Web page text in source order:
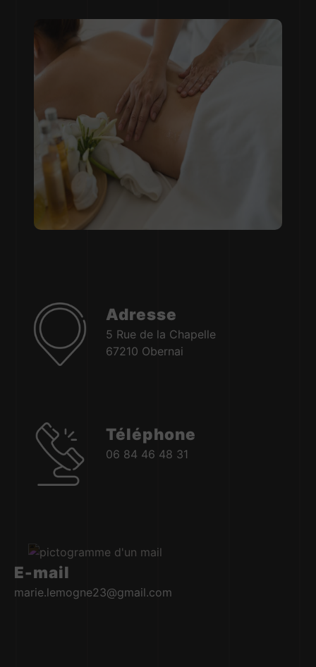
Adresse
5 Rue de la Chapelle
67210 Obernai
Téléphone
06 84 46 48 31
E-mail
marie.lemogne23@gmail.com